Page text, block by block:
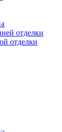
отделки
отделки